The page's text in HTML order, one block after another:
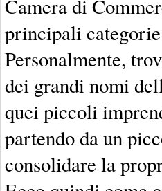
Camera di
principali
Personalmente,
dei grandi nomi
quei piccoli
partendo da un
consolidare la